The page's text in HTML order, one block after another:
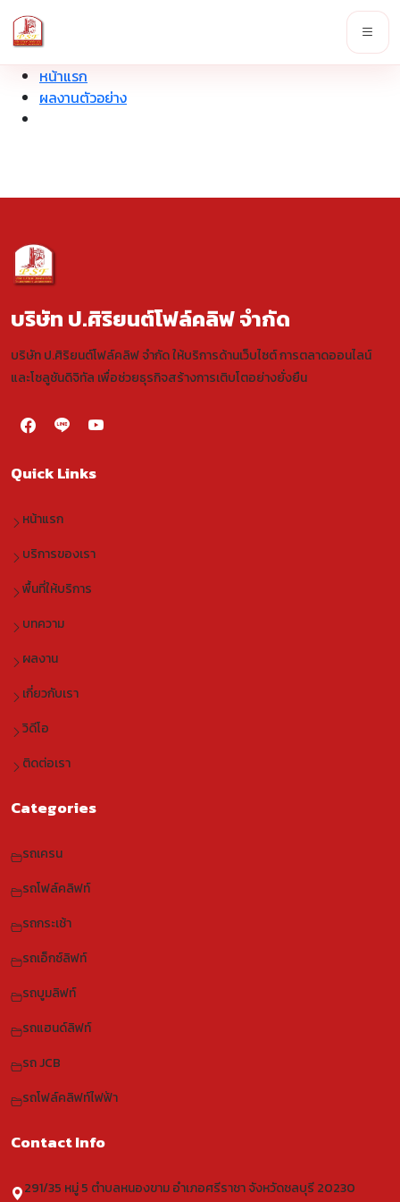
หน้าแรก
ผลงานตัวอย่าง
บริษัท ป.ศิริยนต์โฟล์คลิฟ จำกัด
บริษัท ป.ศิริยนต์โฟล์คลิฟ จำกัด ให้บริการด้านเว็บไซต์ การตลาดออนไลน์
และโซลูชันดิจิทัล เพื่อช่วยธุรกิจสร้างการเติบโตอย่างยั่งยืน
Quick Links
หน้าแรก
บริการของเรา
พื้นที่ให้บริการ
บทความ
ผลงาน
เกี่ยวกับเรา
วิดีโอ
ติดต่อเรา
Categories
รถเครน
รถโฟล์คลิฟท์
รถกระเช้า
รถเอ็กซ์ลิฟท์
รถบูมลิฟท์
รถแฮนด์ลิฟท์
รถ JCB
รถโฟล์คลิฟท์ไฟฟ้า
Contact Info
291/35 หมู่ 5 ตำบลหนองขาม อำเภอศรีราชา จังหวัดชลบุรี 20230